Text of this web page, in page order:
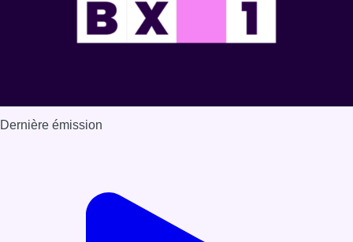
Dernière émission